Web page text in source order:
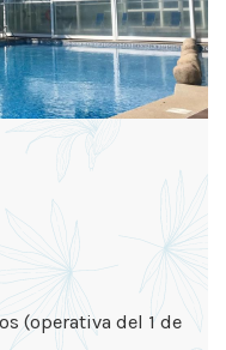
(operativa del 1 de